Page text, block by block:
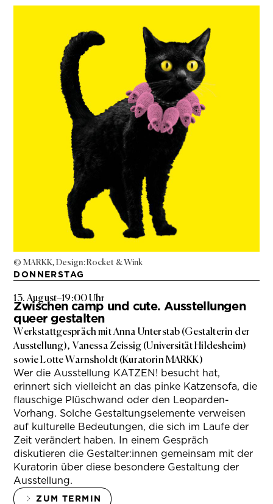
© MARKK, Design: Rocket & Wink
DONNERSTAG
13. August–19:00 Uhr
Zwischen camp und cute. Ausstellungen
queer gestalten
Werkstattgespräch mit Anna Unterstab (Gestalterin der
Ausstellung), Vanessa Zeissig (Universität Hildesheim)
sowie Lotte Warnsholdt (Kuratorin MARKK)
Wer die Ausstellung KATZEN! besucht hat,
erinnert sich vielleicht an das pinke Katzensofa, die
flauschige Plüschwand oder den Leoparden-
Vorhang. Solche Gestaltungselemente verweisen
auf kulturelle Bedeutungen, die sich im Laufe der
Zeit verändert haben. In einem Gespräch
diskutieren die Gestalter:innen gemeinsam mit der
Kuratorin über diese besondere Gestaltung der
Ausstellung.
ZUM TERMIN